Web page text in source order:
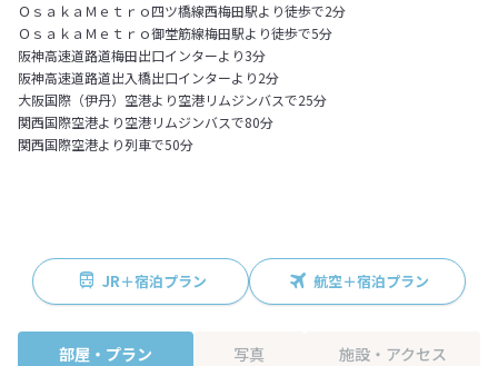
ＯｓａｋａＭｅｔｒｏ四ツ橋線西梅田駅より徒歩で2分
ＯｓａｋａＭｅｔｒｏ御堂筋線梅田駅より徒歩で5分
阪神高速道路道梅田出口インターより3分
阪神高速道路道出入橋出口インターより2分
大阪国際（伊丹）空港より空港リムジンバスで25分
関西国際空港より空港リムジンバスで80分
関西国際空港より列車で50分
JR＋宿泊プラン 航空＋宿泊プラン
部屋・プラン 写真 施設・アクセス